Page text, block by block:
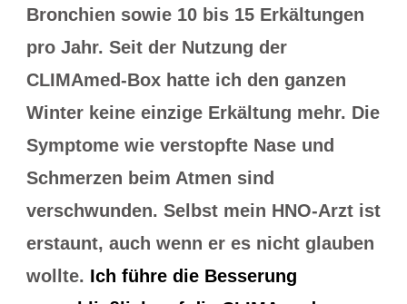
Bronchien sowie 10 bis 15 Erkältungen
pro Jahr. Seit der Nutzung der
CLIMAmed-Box hatte ich den ganzen
Winter keine einzige Erkältung mehr. Die
Symptome wie verstopfte Nase und
Schmerzen beim Atmen sind
verschwunden. Selbst mein HNO-Arzt ist
erstaunt, auch wenn er es nicht glauben
wollte. Ich führe die Besserung